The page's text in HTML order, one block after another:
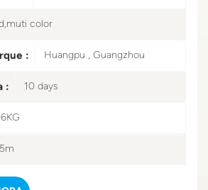
color
: Huangpu , Guangzhou
: 10 days